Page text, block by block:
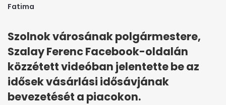
Fatima
Szolnok városának polgármestere,
Szalay Ferenc Facebook-oldalán
közzétett videóban jelentette be az
idősek vásárlási idősávjának
bevezetését a piacokon.